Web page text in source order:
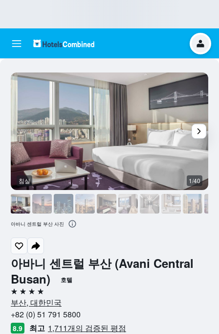
아바니 센트럴 부산 (Avani Central
Busan)
호텔
4성급
부산, 대한민국
+82 (0) 51 791 5800
8.9 최고 1,711개의 검증된 평점
침실 1/40
아바니 센트럴 부산 사진